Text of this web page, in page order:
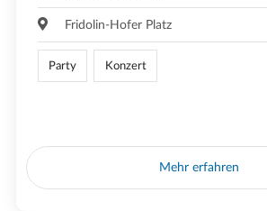
Fridolin-Hofer Platz
Party Konzert
Mehr erfahren